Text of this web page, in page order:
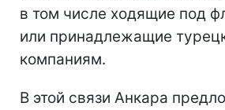
в том числе ходящие под
или принадлежащие
компаниям.
В этой связи Анкара